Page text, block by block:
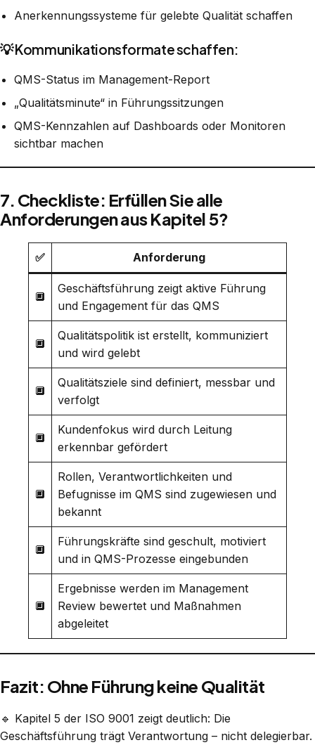
Anerkennungssysteme für gelebte Qualität schaffen
💡 Kommunikationsformate schaffen:
QMS-Status im Management-Report
„Qualitätsminute“ in Führungssitzungen
QMS-Kennzahlen auf Dashboards oder Monitoren
sichtbar machen
7. Checkliste: Erfüllen Sie alle
Anforderungen aus Kapitel 5?
✅ Anforderung
🔲
Geschäftsführung zeigt aktive Führung
und Engagement für das QMS
🔲
Qualitätspolitik ist erstellt, kommuniziert
und wird gelebt
🔲
Qualitätsziele sind definiert, messbar und
verfolgt
🔲
Kundenfokus wird durch Leitung
erkennbar gefördert
🔲
Rollen, Verantwortlichkeiten und
Befugnisse im QMS sind zugewiesen und
bekannt
🔲
Führungskräfte sind geschult, motiviert
und in QMS-Prozesse eingebunden
🔲
Ergebnisse werden im Management
Review bewertet und Maßnahmen
abgeleitet
Fazit: Ohne Führung keine Qualität
🔹 Kapitel 5 der ISO 9001 zeigt deutlich: Die
Geschäftsführung trägt Verantwortung – nicht delegierbar.